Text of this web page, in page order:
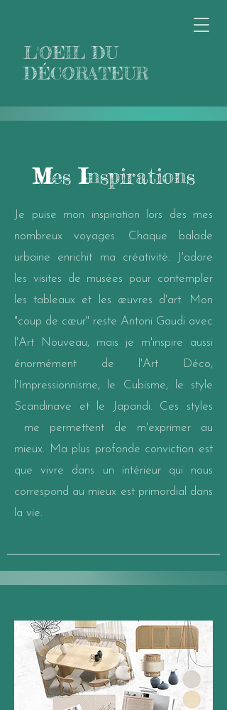
L'OEIL DU
DÉCORATEUR
MesInspirations
Je puise mon inspiration lors des mes
nombreux voyages. Chaque balade
urbaine enrichit ma créativité. J'adore
les visites de musées pour contempler
les tableaux et les œuvres d'art. Mon
"coup de cœur" reste Antoni Gaudi avec
l'Art Nouveau, mais je m'inspire aussi
énormément de l'Art Déco,
l'Impressionnisme, le Cubisme, le style
Scandinave et le Japandi. Ces styles
me permettent de m'exprimer au
mieux. Ma plus profonde conviction est
que vivre dans un intérieur qui nous
correspond au mieux est primordial dans
la vie.